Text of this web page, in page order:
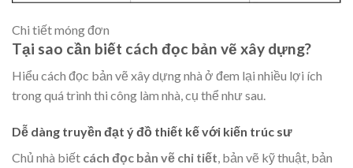
Chi tiết móng đơn
Tại sao cần biết cách đọc bản vẽ xây dựng?
Hiểu cách đọc bản vẽ xây dựng nhà ở đem lại nhiều lợi ích
trong quá trình thi công làm nhà, cụ thể như sau.
Dễ dàng truyền đạt ý đồ thiết kế với kiến trúc sư
Chủ nhà biết cách đọc bản vẽ chi tiết, bản vẽ kỹ thuật, bản